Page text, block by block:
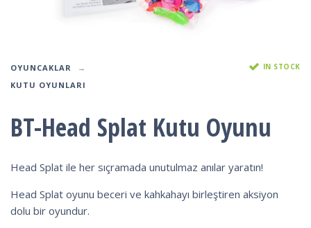
OYUNCAKLAR
KUTU OYUNLARI
IN STOCK
BT-Head Splat Kutu Oyunu
Head Splat ile her sıçramada unutulmaz anılar yaratın!
Head Splat oyunu beceri ve kahkahayı birleştiren aksiyon
dolu bir oyundur.